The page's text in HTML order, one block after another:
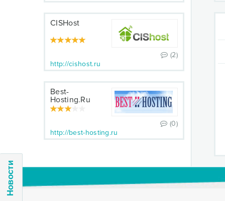
Новости
CISHost
(2)
http://cishost.ru
Best-
Hosting.Ru
(0)
http://best-hosting.ru